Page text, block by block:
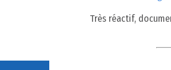
Très réactif,